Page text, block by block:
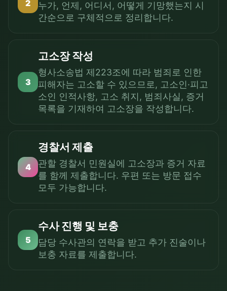
2
누가, 언제, 어디서, 어떻게 기망했는지 시
간순으로 구체적으로 정리합니다.
3
고소장 작성
형사소송법 제223조에 따라 범죄로 인한
피해자는 고소할 수 있으므로, 고소인·피고
소인 인적사항, 고소 취지, 범죄사실, 증거
목록을 기재하여 고소장을 작성합니다.
4
경찰서 제출
관할 경찰서 민원실에 고소장과 증거 자료
를 함께 제출합니다. 우편 또는 방문 접수
모두 가능합니다.
5
수사 진행 및 보충
담당 수사관의 연락을 받고 추가 진술이나
보충 자료를 제출합니다.